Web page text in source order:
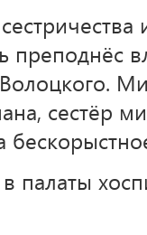
преподнёс
сестёр
палаты